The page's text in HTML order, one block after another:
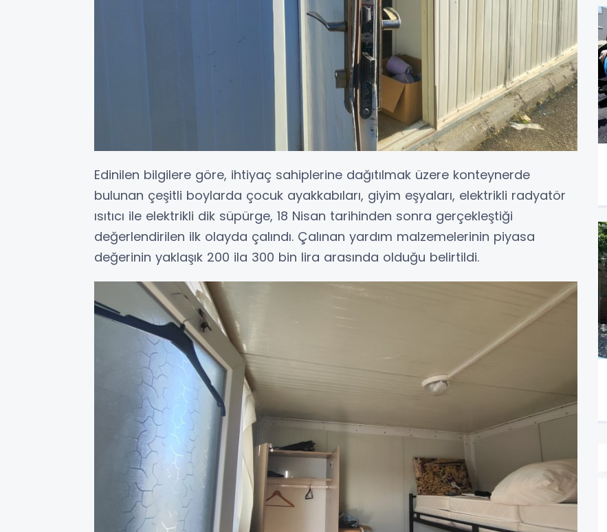
Edinilen bilgilere göre, ihtiyaç sahiplerine dağıtılmak üzere konteynerde
bulunan çeşitli boylarda çocuk ayakkabıları, giyim eşyaları, elektrikli radyatör
ısıtıcı ile elektrikli dik süpürge, 18 Nisan tarihinden sonra gerçekleştiği
değerlendirilen ilk olayda çalındı. Çalınan yardım malzemelerinin piyasa
değerinin yaklaşık 200 ila 300 bin lira arasında olduğu belirtildi.